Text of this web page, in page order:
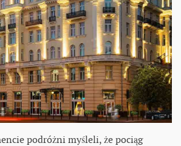
podróżni myśleli, że pociąg